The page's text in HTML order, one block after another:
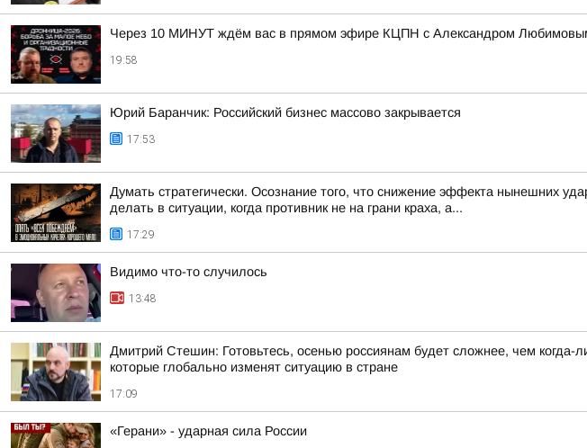
Через 10 МИНУТ ждём вас в прямом эфире КЦПН с Александром
19:58
Юрий Баранчик: Российский бизнес массово закрывается
17:53
Думать стратегически. Осознание того, что снижение эффекта нынешних
делать в ситуации, когда противник не на грани краха, а...
17:29
Видимо что-то случилось
13:48
Дмитрий Стешин: Готовьтесь, осенью россиянам будет сложнее, чем
которые глобально изменят ситуацию в стране
17:09
«Герани» - ударная сила России